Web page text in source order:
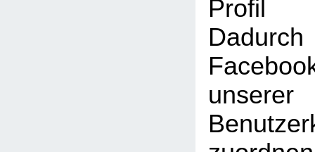
Profil